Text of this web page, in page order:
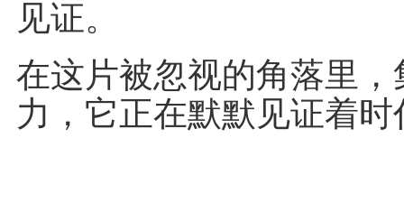
见证。
在这片被忽视的角落里
力，它正在默默见证着